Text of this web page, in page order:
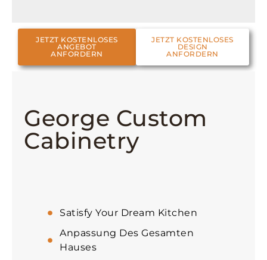
JETZT KOSTENLOSES
ANGEBOT
ANFORDERN
JETZT KOSTENLOSES
DESIGN
ANFORDERN
George Custom
Cabinetry
Satisfy Your Dream Kitchen
Anpassung Des Gesamten
Hauses